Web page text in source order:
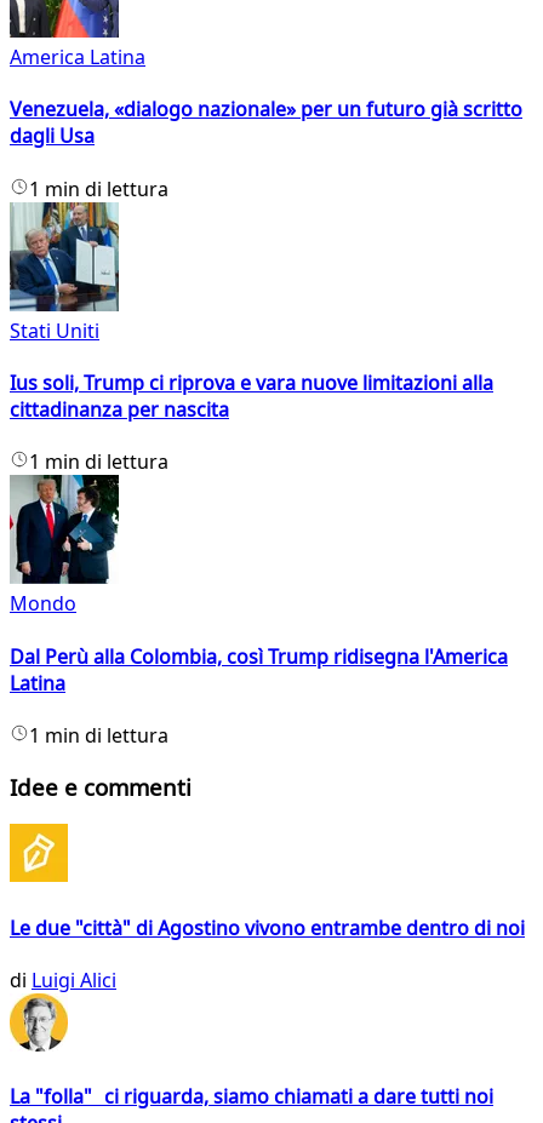
America Latina
Venezuela, «dialogo nazionale» per un futuro già scritto
dagli Usa
1 min di lettura
Stati Uniti
Ius soli, Trump ci riprova e vara nuove limitazioni alla
cittadinanza per nascita
1 min di lettura
Mondo
Dal Perù alla Colombia, così Trump ridisegna l'America
Latina
1 min di lettura
Idee e commenti
Le due "città" di Agostino vivono entrambe dentro di noi
di Luigi Alici
La "folla" ci riguarda, siamo chiamati a dare tutti noi